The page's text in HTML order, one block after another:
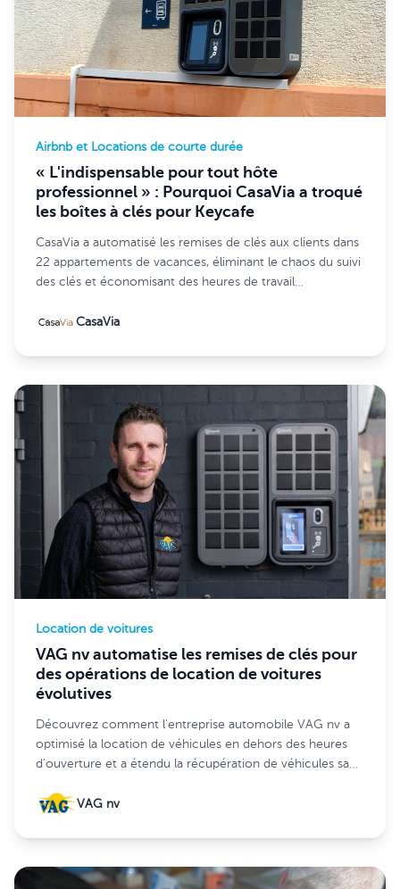
Airbnb et Locations de courte durée
« L'indispensable pour tout hôte
professionnel » : Pourquoi CasaVia a troqué
les boîtes à clés pour Keycafe
CasaVia a automatisé les remises de clés aux clients dans
22 appartements de vacances, éliminant le chaos du suivi
des clés et économisant des heures de travail
CasaVia
Location de voitures
VAG nv automatise les remises de clés pour
des opérations de location de voitures
évolutives
Découvrez comment l'entreprise automobile VAG nv a
optimisé la location de véhicules en dehors des heures
d'ouverture et a étendu la récupération de véhicules sans
VAG nv